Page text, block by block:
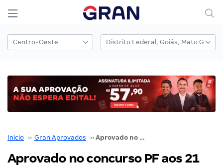
Início ›› Gran Aprovados ›› Aprovado no concurso PF aos 21 anos: conheça Gilson dos Santos!
Aprovado no concurso PF aos 21